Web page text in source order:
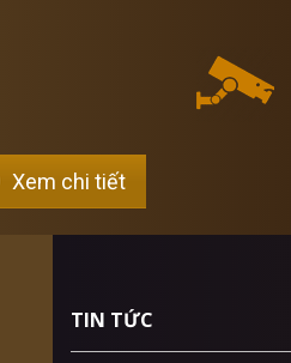
Xem chi tiết
TIN TỨC